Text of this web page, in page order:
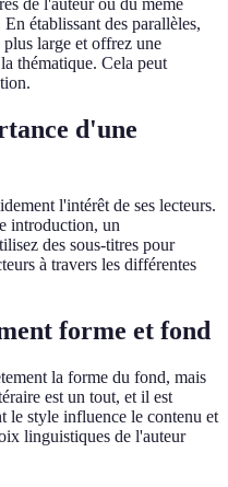
de l'auteur ou du même
établissant des parallèles,
large et offrez une
thématique. Cela peut
d'une
l'intérêt de ses lecteurs.
introduction, un
des sous-titres pour
à travers les différentes
forme et fond
la forme du fond, mais
est un tout, et il est
le style influence le contenu et
linguistiques de l'auteur